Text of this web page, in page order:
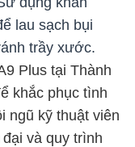
lau sạch bụi
trầy xước.
Plus tại Thành
khắc phục tình
ngũ kỹ thuật viên
và quy trình